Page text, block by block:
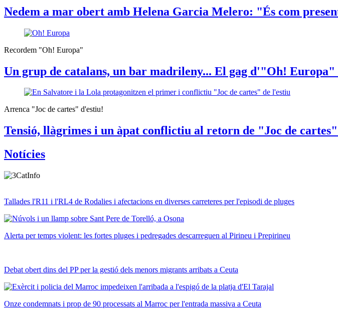
Nedem a mar obert amb Helena Garcia Melero: "És com
Recordem "Oh! Europa"
Un grup de catalans, un bar madrileny... El gag d'"Oh! Europa"
Arrenca "Joc de cartes" d'estiu!
Tensió, llàgrimes i un àpat conflictiu al retorn de "Joc de
Notícies
Tallades l'R11 i l'RL4 de Rodalies i afectacions en diverses carreteres per l'episodi de pluges
Alerta per temps violent: les fortes pluges i pedregades descarreguen al Pirineu i Prepirineu
Debat obert dins del PP per la gestió dels menors migrants arribats a Ceuta
Onze condemnats i prop de 90 processats al Marroc per l'entrada massiva a Ceuta